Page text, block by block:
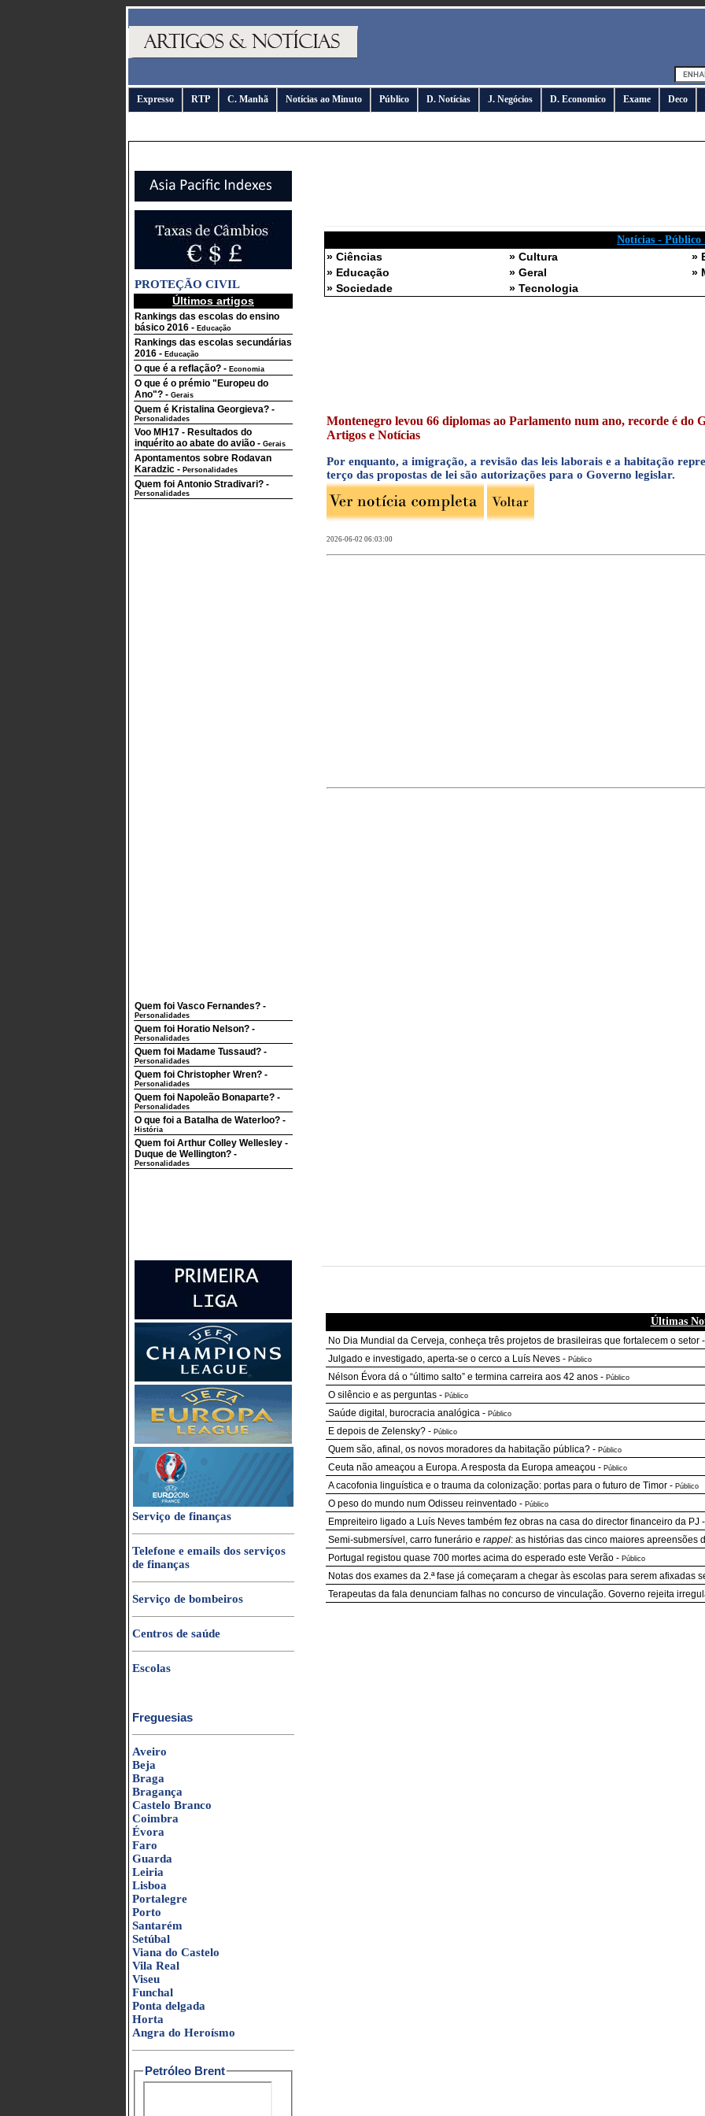
Expresso RTP C. Manhã Notícias ao Minuto Público D. Notícias J. Negócios D. Economico Exame Deco
PROTEÇÃO CIVIL
Últimos artigos
Rankings das escolas do ensino
básico 2016 - Educação
Rankings das escolas secundárias
2016 - Educação
O que é a reflação? - Economia
O que é o prémio "Europeu do
Ano"? - Gerais
Quem é Kristalina Georgieva? -
Personalidades
Voo MH17 - Resultados do
inquérito ao abate do avião - Gerais
Apontamentos sobre Rodavan
Karadzic - Personalidades
Quem foi Antonio Stradivari? -
Personalidades
Quem foi Vasco Fernandes? -
Personalidades
Quem foi Horatio Nelson? -
Personalidades
Quem foi Madame Tussaud? -
Personalidades
Quem foi Christopher Wren? -
Personalidades
Quem foi Napoleão Bonaparte? -
Personalidades
O que foi a Batalha de Waterloo? -
História
Quem foi Arthur Colley Wellesley -
Duque de Wellington? -
Personalidades
Serviço de finanças
Telefone e emails dos serviços
de finanças
Serviço de bombeiros
Centros de saúde
Escolas
Freguesias
Aveiro
Beja
Braga
Bragança
Castelo Branco
Coimbra
Évora
Faro
Guarda
Leiria
Lisboa
Portalegre
Porto
Santarém
Setúbal
Viana do Castelo
Vila Real
Viseu
Funchal
Ponta delgada
Horta
Angra do Heroísmo
Petróleo Brent
Notícias - Público
» Ciências » Cultura »
» Educação
» Geral »
» Sociedade
» Tecnologia
Montenegro levou 66 diplomas ao Parlamento num ano, recorde é do
Artigos e Notícias
Por enquanto, a imigração, a revisão das leis laborais e a habitação
terço das propostas de lei são autorizações para o Governo legislar.
2026-06-02 06:03:00
Últimas
No Dia Mundial da Cerveja, conheça três projetos de brasileiras que fortalecem o setor -
Julgado e investigado, aperta-se o cerco a Luís Neves - Público
Nélson Évora dá o “último salto” e termina carreira aos 42 anos - Público
O silêncio e as perguntas - Público
Saúde digital, burocracia analógica - Público
E depois de Zelensky? - Público
Quem são, afinal, os novos moradores da habitação pública? - Público
Ceuta não ameaçou a Europa. A resposta da Europa ameaçou - Público
A cacofonia linguística e o trauma da colonização: portas para o futuro de Timor - Público
O peso do mundo num Odisseu reinventado - Público
Empreiteiro ligado a Luís Neves também fez obras na casa do director financeiro da PJ -
Semi-submersível, carro funerário e rappel: as histórias das cinco maiores apreensões
Portugal registou quase 700 mortes acima do esperado este Verão - Público
Notas dos exames da 2.ª fase já começaram a chegar às escolas para serem afixadas
Terapeutas da fala denunciam falhas no concurso de vinculação. Governo rejeita